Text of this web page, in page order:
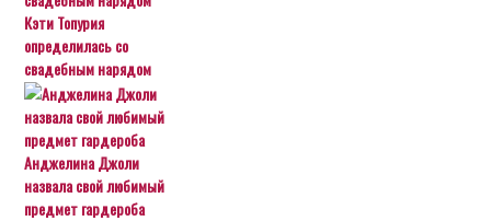
Кэти Топурия
определилась со
свадебным нарядом
Анджелина Джоли
назвала свой любимый
предмет гардероба